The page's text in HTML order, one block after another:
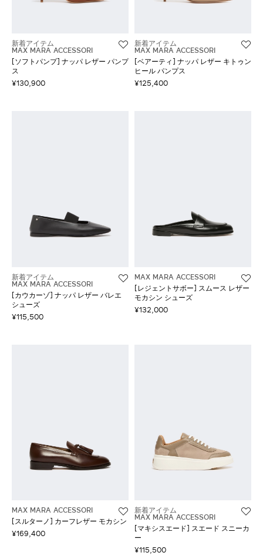
新着アイテム
MAX MARA ACCESSORI
[ソフトパンプ] ナッパ レザー パンプ
ス
¥130,900
新着アイテム
MAX MARA ACCESSORI
[ベアーティ] ナッパ レザー キトゥン
ヒール パンプス
¥125,400
新着アイテム
MAX MARA ACCESSORI
[カウカーゾ] ナッパ レザー バレエ
シューズ
¥115,500
MAX MARA ACCESSORI
[レジェントサボー] スムース レザー
モカシン シューズ
¥132,000
MAX MARA ACCESSORI
[スルターノ] カーフレザー モカシン
¥169,400
新着アイテム
MAX MARA ACCESSORI
[マキシスエード] スエード スニーカ
ー
¥115,500